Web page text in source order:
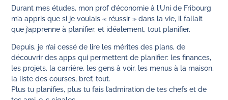
Durant mes études, mon prof d’économie à l’Uni de Fribourg
m’a appris que si je voulais « réussir » dans la vie, il fallait
que j’apprenne à planifier, et idéalement, tout planifier.
Depuis, je n’ai cessé de lire les mérites des plans, de
découvrir des apps qui permettent de planifier: les finances,
les projets, la carrière, les gens à voir, les menus à la maison,
la liste des courses, bref, tout.
Plus tu planifies, plus tu fais l’admiration de tes chefs et de